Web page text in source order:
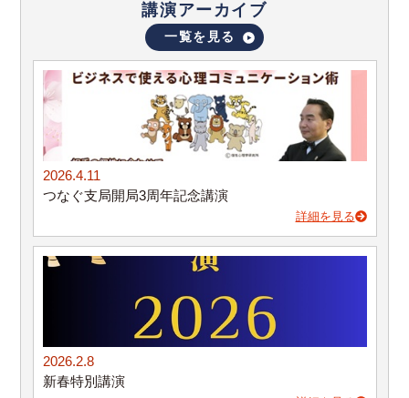
講演アーカイブ
一覧を見る
2026.4.11
つなぐ支局開局3周年記念講演
詳細を見る
2026.2.8
新春特別講演